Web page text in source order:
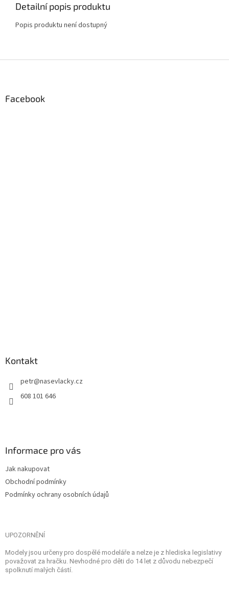
Detailní popis produktu
Popis produktu není dostupný
Facebook
Kontakt
petr@nasevlacky.cz
608 101 646
Informace pro vás
Jak nakupovat
Obchodní podmínky
Podmínky ochrany osobních údajů
UPOZORNĚNÍ
Modely jsou určeny pro dospělé modeláře a nelze je z hlediska legislativy
považovat za hračku. Nevhodné pro děti do 14 let z důvodu nebezpečí
spolknutí malých částí.